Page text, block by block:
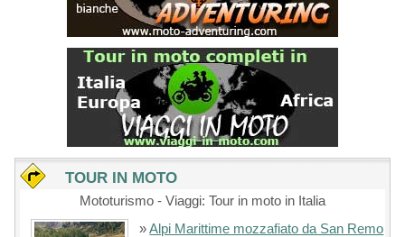
TOUR IN MOTO
Mototurismo - Viaggi: Tour in moto in Italia
»Alpi Marittime mozzafiato da San Remo